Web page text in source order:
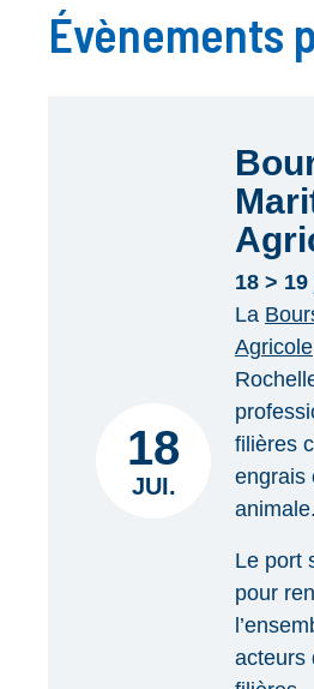
Évènements
18
JUI.
18 >
La
Agricole
filières
engrais
animale.
Le port
pour
acteurs